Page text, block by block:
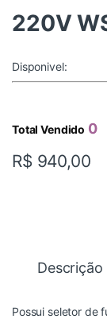
220V
Disponivel:
Total Vendido 0
R$ 940,00
Descrição
Possui seletor de